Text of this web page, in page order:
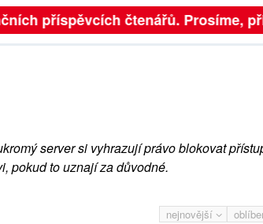
příspěvcích čtenářů. Prosíme,
server si vyhrazují právo blokovat
pokud to uznají za důvodné.
nejnovější